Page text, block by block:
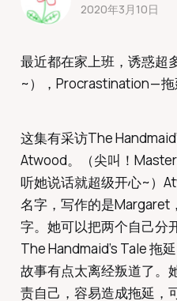
最近都在家上班，诱惑超
~），Procrastination — 拖
这集有采访The
Atwood。（尖叫！
听她说话就超级开心~）
名字，写作的是Margaret
字。她可以把两个自己分
The Handmaid’s Tale 拖
故事有点太离经叛道了。
责自己，容易造成拖延，
2020年3月10日